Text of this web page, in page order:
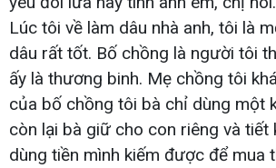
Lúc tôi về làm dâu nhà anh, tôi là
dâu rất tốt. Bố chồng là người tôi
ấy là thương binh. Mẹ chồng tôi
của bố chồng tôi bà chỉ dùng một
còn lại bà giữ cho con riêng và tiết
dùng tiền mình kiếm được để mua